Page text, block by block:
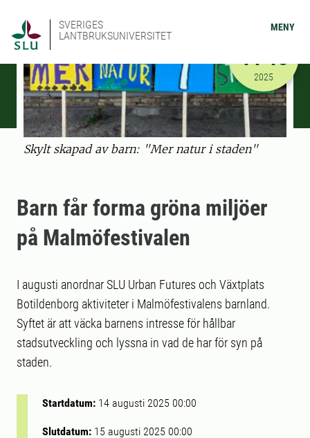
SVERIGES
LANTBRUKSUNIVERSITET
MENY
Skylt skapad av barn: "Mer natur i staden"
2025-08-
14-15
2025
Barn får forma gröna miljöer
på Malmöfestivalen
I augusti anordnar SLU Urban Futures och Växtplats
Botildenborg aktiviteter i Malmöfestivalens barnland.
Syftet är att väcka barnens intresse för hållbar
stadsutveckling och lyssna in vad de har för syn på
staden.
Startdatum: 14 augusti 2025 00:00
Slutdatum: 15 augusti 2025 00:00